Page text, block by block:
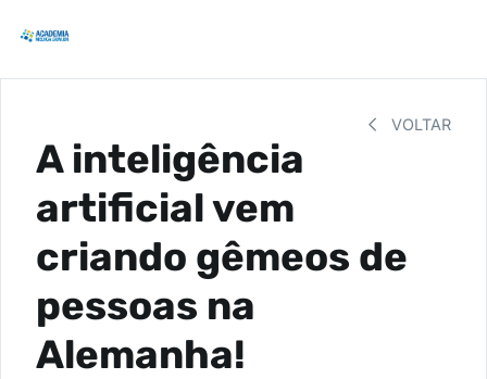
VOLTAR
A inteligência
artificial vem
criando gêmeos de
pessoas na
Alemanha!